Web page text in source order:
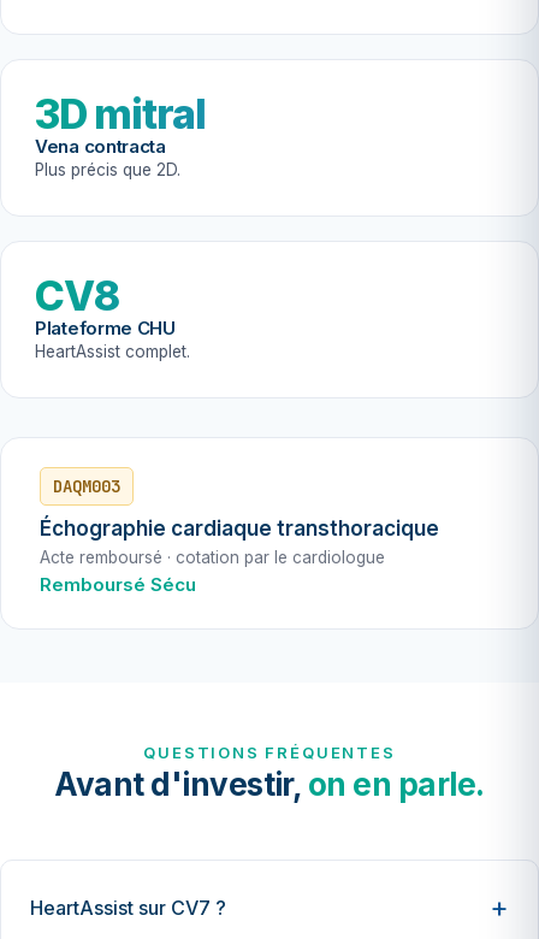
3D mitral
Vena contracta
Plus précis que 2D.
CV8
Plateforme CHU
HeartAssist complet.
DAQM003
Échographie cardiaque transthoracique
Acte remboursé · cotation par le cardiologue
Remboursé Sécu
QUESTIONS FRÉQUENTES
Avant d'investir, on en parle.
HeartAssist sur CV7 ?